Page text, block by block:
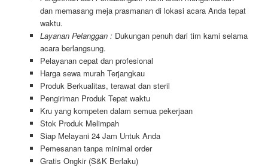
dan memasang meja prasmanan di lokasi acara Anda tepat
waktu.
Layanan Pelanggan :Dukungan penuh dari tim kami selama
acara berlangsung.
Pelayanan cepat dan profesional
Harga sewa murah Terjangkau
Produk Berkualitas, terawat dan steril
Pengiriman Produk Tepat waktu
Kru yang kompeten dalam semua pekerjaan
Stok Produk Melimpah
Siap Melayani 24 Jam Untuk Anda
Pemesanan tanpa minimal order
Gratis Ongkir (S&K Berlaku)